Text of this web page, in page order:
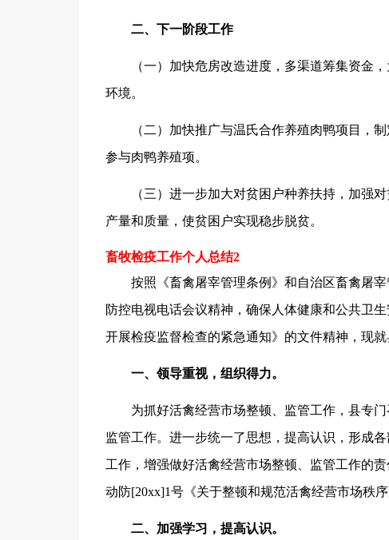
二、下一阶段工作
（一）加快危房改造进度，多渠道筹集资金，
环境。
（二）加快推广与温氏合作养殖肉鸭项目，制
参与肉鸭养殖项。
（三）进一步加大对贫困户种养扶持，加强对
产量和质量，使贫困户实现稳步脱贫。
畜牧检疫工作个人总结2
按照《畜禽屠宰管理条例》和自治区畜禽屠宰
防控电视电话会议精神，确保人体健康和公共卫
开展检疫监督检查的紧急通知》的文件精神，现
一、领导重视，组织得力。
为抓好活禽经营市场整顿、监管工作，县专门
监管工作。进一步统一了思想，提高认识，形成
工作，增强做好活禽经营市场整顿、监管工作的
动防[20xx]1号《关于整顿和规范活禽经营市场秩
二、加强学习，提高认识。